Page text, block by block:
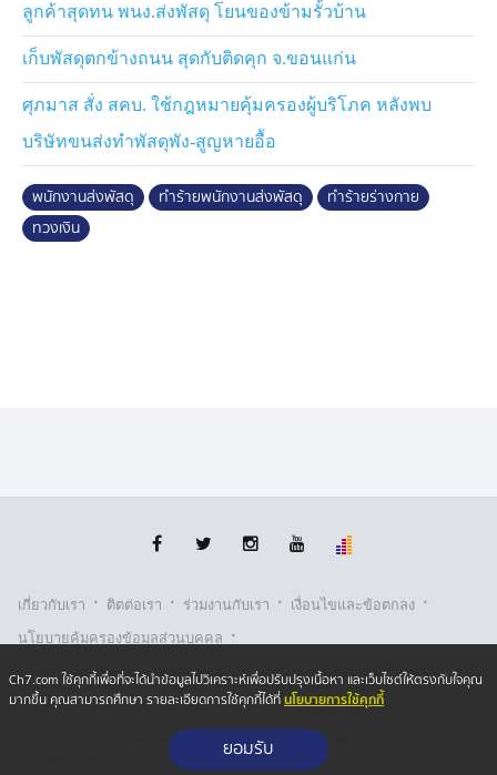
ลูกค้าสุดทน พนง.ส่งพัสดุ โยนของข้ามรั้วบ้าน
เก็บพัสดุตกข้างถนน สุดกับติดคุก จ.ขอนแก่น
ศุภมาส สั่ง สคบ. ใช้กฎหมายคุ้มครองผู้บริโภค หลังพบ
บริษัทขนส่งทำพัสดุพัง-สูญหายอื้อ
พนักงานส่งพัสดุ ทำร้ายพนักงานส่งพัสดุ
ทำร้ายร่างกาย
ทวงเงิน
เกี่ยวกับเรา · ติตต่อเรา · ร่วมงานกับเรา · เงื่อนไขและข้อตกลง ·
นโยบายคุ้มครองข้อมูลส่วนบุคคล ·
นโยบายคุ้มครองข้อมูลส่วนบุคคล (ออนไลน์) · นโยบายคุกกี้ ·
รับเรื่องร้องเรียน
Copyright © 2026 Bangkok Broadcasting & T.V. Co.,Ltd.
Ch7.com ใช้คุกกี้เพื่อที่จะได้นำข้อมูลไปวิเคราะห์เพื่อปรับปรุงเนื้อหา และเว็บไซต์ให้ตรงกับใจคุณ
มากขึ้น คุณสามารถศึกษา รายละเอียดการใช้คุกกี้ได้ที่นโยบายการใช้คุกกี้
ยอมรับ